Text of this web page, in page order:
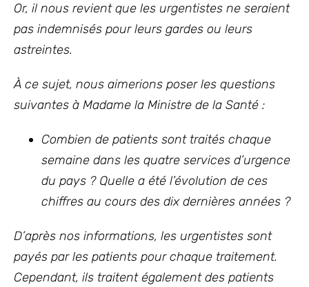
Or, il nous revient que les urgentistes ne seraient
pas indemnisés pour leurs gardes ou leurs
astreintes.
À ce sujet, nous aimerions poser les questions
suivantes à Madame la Ministre de la Santé :
Combien de patients sont traités chaque
semaine dans les quatre services d’urgence
du pays ? Quelle a été l’évolution de ces
chiffres au cours des dix dernières années ?
D’après nos informations, les urgentistes sont
payés par les patients pour chaque traitement.
Cependant, ils traitent également des patients